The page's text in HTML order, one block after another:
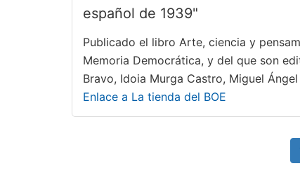
español de 1939"
Publicado el libro Arte, ciencia y
Memoria Democrática, y del que son
Bravo, Idoia Murga Castro, Miguel
Enlace a La tienda del BOE